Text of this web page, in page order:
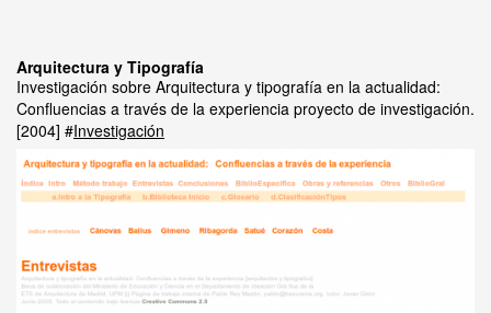
Arquitectura y Tipografía
Investigación sobre Arquitectura y tipografía en la actualidad:
Confluencias a través de la experiencia proyecto de investigación.
2004
Investigación